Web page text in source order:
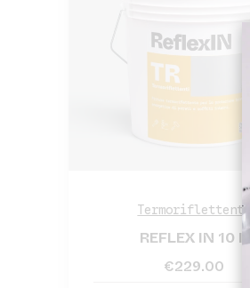
Termoriflettenti
REFLEX IN 10 lt
€229.00